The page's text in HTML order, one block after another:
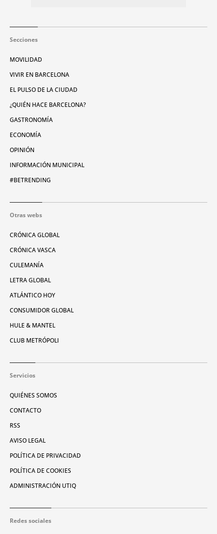
Secciones
MOVILIDAD
VIVIR EN BARCELONA
EL PULSO DE LA CIUDAD
¿QUIÉN HACE BARCELONA?
GASTRONOMÍA
ECONOMÍA
OPINIÓN
INFORMACIÓN MUNICIPAL
#BETRENDING
Otras webs
CRÓNICA GLOBAL
CRÓNICA VASCA
CULEMANÍA
LETRA GLOBAL
ATLÁNTICO HOY
CONSUMIDOR GLOBAL
HULE & MANTEL
CLUB METRÓPOLI
Servicios
QUIÉNES SOMOS
CONTACTO
RSS
AVISO LEGAL
POLÍTICA DE PRIVACIDAD
POLÍTICA DE COOKIES
ADMINISTRACIÓN UTIQ
Redes sociales